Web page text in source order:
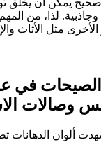
وجاذبية. لذا، من
مثل الأثاث
في
وصالات
ألوان